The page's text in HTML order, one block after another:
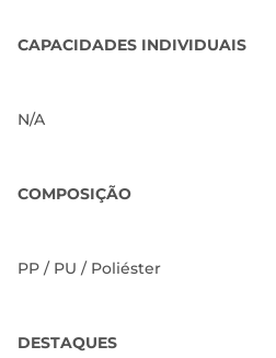
CAPACIDADES INDIVIDUAIS
N/A
COMPOSIÇÃO
PP / PU / Poliéster
DESTAQUES